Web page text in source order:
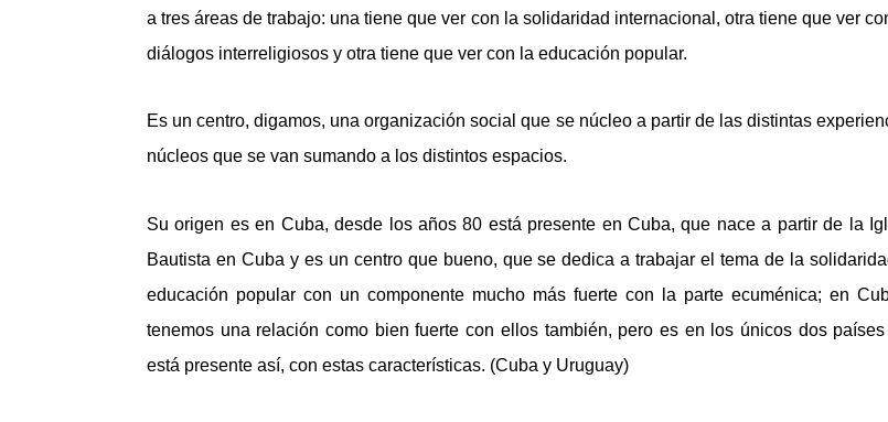
a tres áreas de trabajo: una tiene que ver con la solidaridad internacional, otra tiene que ver
diálogos interreligiosos y otra tiene que ver con la educación popular.
Es un centro, digamos, una organización social que se núcleo a partir de las distintas
núcleos que se van sumando a los distintos espacios.
Su origen es en Cuba, desde los años 80 está presente en Cuba, que nace a partir de la
Bautista en Cuba y es un centro que bueno, que se dedica a trabajar el tema de la
educación popular con un componente mucho más fuerte con la parte ecuménica; en
tenemos una relación como bien fuerte con ellos también, pero es en los únicos dos
está presente así, con estas características. (Cuba y Uruguay)